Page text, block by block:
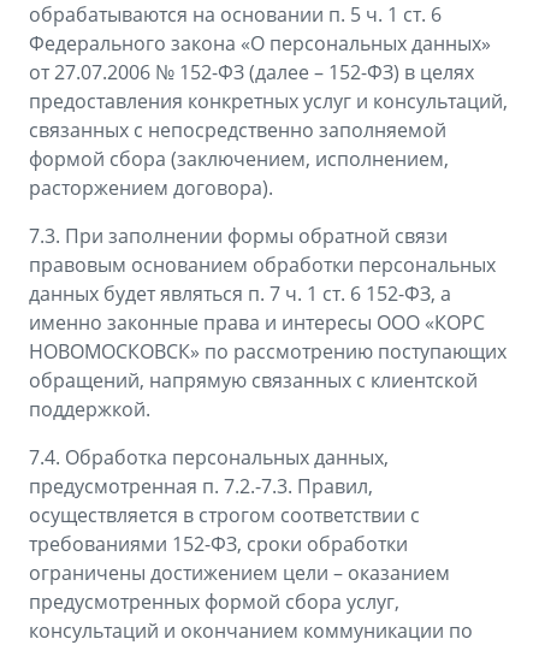
обрабатываются на основании п. 5 ч. 1 ст. 6
Федерального закона «О персональных данных»
от 27.07.2006 № 152-ФЗ (далее – 152-ФЗ) в целях
предоставления конкретных услуг и консультаций,
связанных с непосредственно заполняемой
формой сбора (заключением, исполнением,
расторжением договора).
7.3. При заполнении формы обратной связи
правовым основанием обработки персональных
данных будет являться п. 7 ч. 1 ст. 6 152-ФЗ, а
именно законные права и интересы ООО «КОРС
НОВОМОСКОВСК» по рассмотрению поступающих
обращений, напрямую связанных с клиентской
поддержкой.
7.4. Обработка персональных данных,
предусмотренная п. 7.2.-7.3. Правил,
осуществляется в строгом соответствии с
требованиями 152-ФЗ, сроки обработки
ограничены достижением цели – оказанием
предусмотренных формой сбора услуг,
консультаций и окончанием коммуникации по